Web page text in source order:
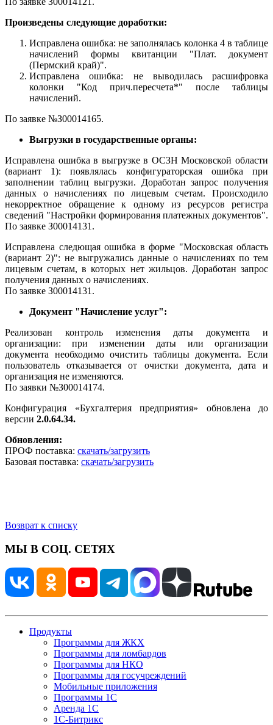
Произведены следующие доработки:
Исправлена ошибка: не заполнялась колонка 4 в таблице
начислений формы квитанции "Плат. документ
(Пермский край)".
Исправлена ошибка: не выводилась расшифровка
колонки "Код прич.пересчета*" после таблицы
начислений.
По заявке №З00014165.
Выгрузки в государственные органы:
Исправлена ошибка в выгрузке в ОСЗН Московской области
(вариант 1): появлялась конфигураторская ошибка при
заполнении таблиц выгрузки. Доработан запрос получения
данных о начислениях по лицевым счетам. Происходило
некорректное обращение к одному из ресурсов регистра
сведений "Настройки формирования платежных документов".
По заявке З00014131.
Исправлена следющая ошибка в форме "Московская область
(вариант 2)": не выгружались данные о начислениях по тем
лицевым счетам, в которых нет жильцов. Доработан запрос
получения данных о начислениях.
По заявке З00014131.
Документ "Начисление услуг":
Реализован контроль изменения даты документа и
организации: при изменении даты или организации
документа необходимо очистить таблицы документа. Если
пользователь отказывается от очистки документа, дата и
организация не изменяются.
По заявки №З00014174.
Конфигурация «Бухгалтерия предприятия» обновлена до
версии 2.0.64.34.
Обновления:
ПРОФ поставка: скачать/загрузить
Базовая поставка: скачать/загрузить
Возврат к списку
МЫ В СОЦ. СЕТЯХ
Продукты
Программы для ЖКХ
Программы для ломбардов
Программы для НКО
Программы для госучреждений
Мобильные приложения
Программы 1С
Аренда 1С
1С-Битрикс